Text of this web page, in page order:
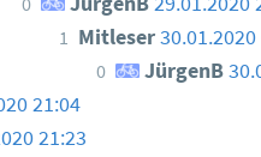
1 Mitleser
0 JürgenB
21:04
21:23